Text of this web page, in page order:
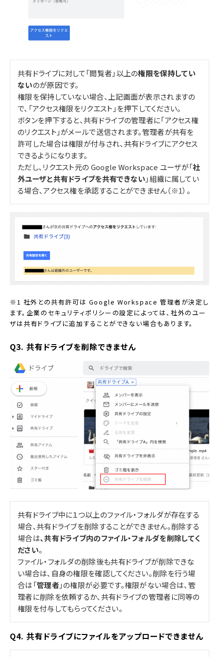
共有ドライブに対して「閲覧者」以上の権限を保持してい
ないのが原因です。
権限を保持していない場合、上記画面が表示されますの
で、「アクセス権限をリクエスト」を押下してください。
ボタンを押下すると、共有ドライブの管理者に「アクセス権
のリクエスト」がメールで送信されます。管理者が共有を
許可した場合は権限が付与され、共有ドライブにアクセス
できるようになります。
ただし、リクエスト元の Google Workspace ユーザが「社
外ユーザと共有ドライブを共有できない」組織に属してい
る場合、アクセス権を承認することができません（※1）。
※1 社外との共有許可は Google Workspace 管理者が決定し
ます。企業のセキュリティポリシーの設定によっては、社外のユー
ザは共有ドライブに追加することができない場合もあります。
Q3. 共有ドライブを削除できません
共有ドライブ中に１つ以上のファイル・フォルダが存在する
場合、共有ドライブを削除することができません。削除する
場合は、共有ドライブ内のファイル・フォルダを削除してく
ださい。
ファイル・フォルダの削除後も共有ドライブが削除できな
い場合は、自身の権限を確認してください。削除を行う場
合は「管理者」の権限が必要です。権限がない場合は、管
理者に削除を依頼するか、共有ドライブの管理者に同等の
権限を付与してもらってください。
Q4. 共有ドライブにファイルをアップロードできません